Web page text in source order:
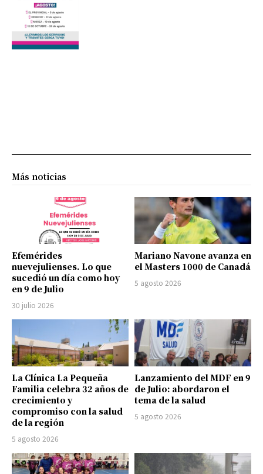
Más noticias
Efemérides
nuevejulienses. Lo que
sucedió un día como hoy
en 9 de Julio
30 julio 2026
Mariano Navone avanza en
el Masters 1000 de Canadá
5 agosto 2026
La Clínica La Pequeña
Familia celebra 32 años de
crecimiento y
compromiso con la salud
de la región
5 agosto 2026
Lanzamiento del MDF en 9
de Julio: abordaron el
tema de la salud
5 agosto 2026